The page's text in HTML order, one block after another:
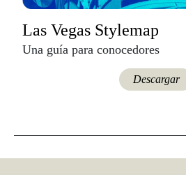
Las Vegas Stylemap
Una guía para conocedores
Descargar